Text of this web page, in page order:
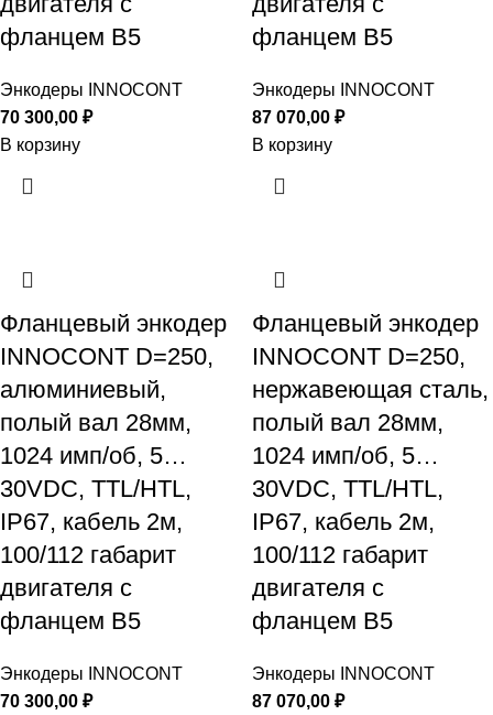
фланцем B5
Энкодеры INNOCONT
70 300,00 ₽
В корзину
фланцем B5
Энкодеры INNOCONT
87 070,00 ₽
В корзину
Фланцевый энкодер
INNOCONT D=250,
алюминиевый,
полый вал 28мм,
1024 имп/об, 5…
30VDC, TTL/HTL,
IP67, кабель 2м,
100/112 габарит
двигателя с
фланцем B5
Энкодеры INNOCONT
70 300,00 ₽
Фланцевый энкодер
INNOCONT D=250,
нержавеющая сталь,
полый вал 28мм,
1024 имп/об, 5…
30VDC, TTL/HTL,
IP67, кабель 2м,
100/112 габарит
двигателя с
фланцем B5
Энкодеры INNOCONT
87 070,00 ₽